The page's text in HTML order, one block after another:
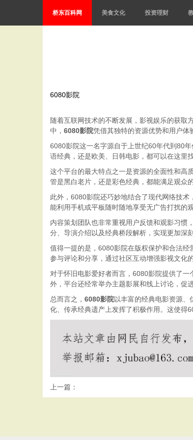
桥东百科网 美食文化 投资理财
6080影院
随着互联网技术的不断发展，影视娱乐的获取
中， 6080影院凭借其独特的资源优势和用户体
6080影院这一名字源自于上世纪60年代到80
语经典，还是欧美、日韩电影，都可以在这里
这个平台的最大特点之一是资源的全面性和高
管是黑白老片，还是彩色经典，都能满足观众
此外，6080影院还巧妙地结合了现代网络技
能利用手机或平板随时随地享受无广告打扰的观
内容策划团队也非常重视用户反馈和观影习惯
分、导演介绍以及经典桥段解析，实现更加深
值得一提的是，6080影院在版权保护和合法
参与评论和分享，通过社区互动增强影视文化的
对于怀旧电影爱好者而言，6080影院提供了
外，平台还经常举办主题影展和线上讨论，促
总而言之， 6080影院以丰富的经典电影资源
化、传承经典遗产上发挥了积极作用。这使得
上一篇：